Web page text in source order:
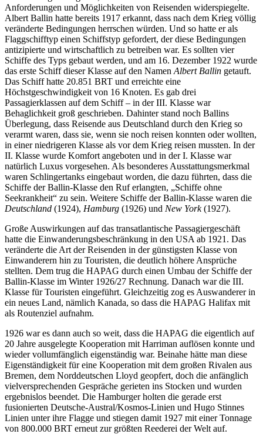
Anforderungen und Möglichkeiten von Reisenden widerspiegelte.
Albert Ballin hatte bereits 1917 erkannt, dass nach dem Krieg völlig
veränderte Bedingungen herrschen würden. Und so hatte er als
Flaggschifftyp einen Schiffstyp gefordert, der diese Bedingungen
antizipierte und wirtschaftlich zu betreiben war. Es sollten vier
Schiffe des Typs gebaut werden, und am 16. Dezember 1922 wurde
das erste Schiff dieser Klasse auf den Namen Albert Ballin getauft.
Das Schiff hatte 20.851 BRT und erreichte eine
Höchstgeschwindigkeit von 16 Knoten. Es gab drei
Passagierklassen auf dem Schiff – in der III. Klasse war
Behaglichkeit groß geschrieben. Dahinter stand noch Ballins
Überlegung, dass Reisende aus Deutschland durch den Krieg so
verarmt waren, dass sie, wenn sie noch reisen konnten oder wollten,
in einer niedrigeren Klasse als vor dem Krieg reisen mussten. In der
II. Klasse wurde Komfort angeboten und in der I. Klasse war
natürlich Luxus vorgesehen. Als besonderes Ausstattungsmerkmal
waren Schlingertanks eingebaut worden, die dazu führten, dass die
Schiffe der Ballin-Klasse den Ruf erlangten, „Schiffe ohne
Seekrankheit“ zu sein. Weitere Schiffe der Ballin-Klasse waren die
Deutschland (1924), Hamburg (1926) und New York(1927).
Große Auswirkungen auf das transatlantische Passagiergeschäft
hatte die Einwanderungsbeschränkung in den USA ab 1921. Das
veränderte die Art der Reisenden in der günstigsten Klasse von
Einwanderern hin zu Touristen, die deutlich höhere Ansprüche
stellten. Dem trug die HAPAG durch einen Umbau der Schiffe der
Ballin-Klasse im Winter 1926/27 Rechnung. Danach war die III.
Klasse für Touristen eingeführt. Gleichzeitig zog es Auswanderer in
ein neues Land, nämlich Kanada, so dass die HAPAG Halifax mit
als Routenziel aufnahm.
1926 war es dann auch so weit, dass die HAPAG die eigentlich auf
20 Jahre ausgelegte Kooperation mit Harriman auflösen konnte und
wieder vollumfänglich eigenständig war. Beinahe hätte man diese
Eigenständigkeit für eine Kooperation mit dem großen Rivalen aus
Bremen, dem Norddeutschen Lloyd geopfert, doch die anfänglich
vielversprechenden Gespräche gerieten ins Stocken und wurden
ergebnislos beendet. Die Hamburger holten die gerade erst
fusionierten Deutsche-Austral/Kosmos-Linien und Hugo Stinnes
Linien unter ihre Flagge und stiegen damit 1927 mit einer Tonnage
von 800.000 BRT erneut zur größten Reederei der Welt auf.